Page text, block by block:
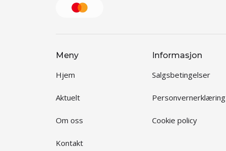
Meny
Hjem
Aktuelt
Om oss
Kontakt
Informasjon
Salgsbetingelser
Personvernerklæring
Cookie policy